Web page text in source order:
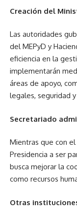
Creación del
Las autoridades
del MEPyD y
eficiencia en la
implementarán
áreas de apoyo,
legales, seguridad
Secretariado
Mientras que con
Presidencia a ser
busca mejorar la
como recursos
Otras